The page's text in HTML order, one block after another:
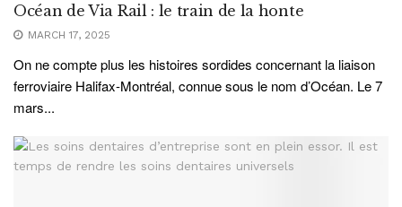
Océan de Via Rail : le train de la honte
MARCH 17, 2025
On ne compte plus les histoires sordides concernant la liaison
ferroviaire Halifax-Montréal, connue sous le nom d’Océan. Le 7
mars...